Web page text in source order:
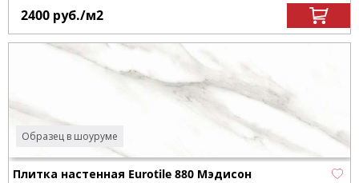
2400 руб./м2
Образец в шоуруме
Плитка настенная Eurotile 880 Мэдисон